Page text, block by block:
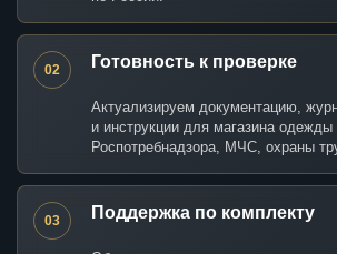
02 Готовность к проверке
Актуализируем документацию,
и инструкции для магазина одежды
Роспотребнадзора, МЧС, охраны
03 Поддержка по комплекту